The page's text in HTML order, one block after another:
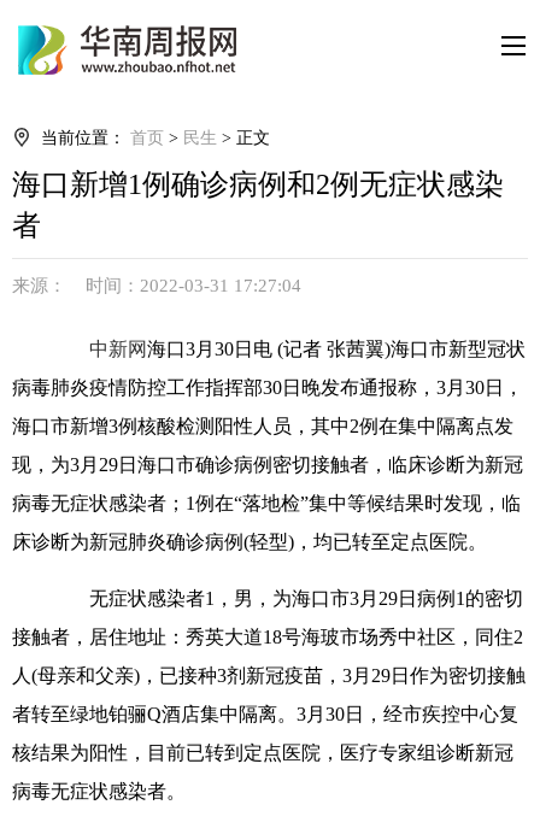
当前位置： 首页 > 民生 > 正文
海口新增1例确诊病例和2例无症状感染
者
来源： 时间：2022-03-31 17:27:04
中新网海口3月30日电 (记者 张茜翼)海口市新型冠状
病毒肺炎疫情防控工作指挥部30日晚发布通报称，3月30日，
海口市新增3例核酸检测阳性人员，其中2例在集中隔离点发
现，为3月29日海口市确诊病例密切接触者，临床诊断为新冠
病毒无症状感染者；1例在“落地检”集中等候结果时发现，临
床诊断为新冠肺炎确诊病例(轻型)，均已转至定点医院。
无症状感染者1，男，为海口市3月29日病例1的密切
接触者，居住地址：秀英大道18号海玻市场秀中社区，同住2
人(母亲和父亲)，已接种3剂新冠疫苗，3月29日作为密切接触
者转至绿地铂骊Q酒店集中隔离。3月30日，经市疾控中心复
核结果为阳性，目前已转到定点医院，医疗专家组诊断新冠
病毒无症状感染者。